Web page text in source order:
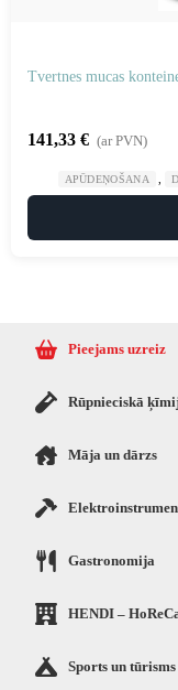
Tvertnes mucas
141,33 € (ar PVN)
APŪDEŅOŠANA
Pieejams uzreiz
Rūpnieciskā
Māja un dārzs
Gastronomija
HENDI –
Sports un tūrisms